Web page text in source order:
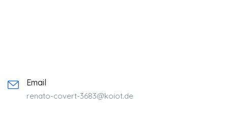
Email
renato-covert-3683@koiot.de